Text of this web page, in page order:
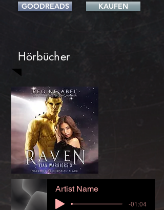
GOODREADS KAUFEN
Hörbücher
Artist Name
-01:04